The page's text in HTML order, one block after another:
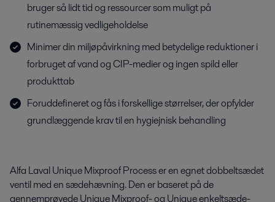
bruger så lidt tid og ressourcer som muligt på
rutinemæssig vedligeholdelse
Minimer din miljøpåvirkning med betydelige reduktioner i
forbruget af vand og CIP-medier og ingen spild eller
produkttab
Foruddefineret og fås i forskellige størrelser, der opfylder
grundlæggende krav til en hygiejnisk behandling
Alfa Laval Unique Mixproof Process er en egnet dobbeltsædet
ventil med en sædehævning. Den er baseret på de
gennemprøvede Unique Mixproof- og Unique enkeltsæde-